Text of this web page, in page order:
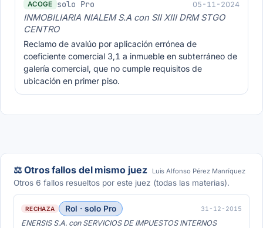
ACOGE solo Pro 05-11-2024
INMOBILIARIA NIALEM S.A con SII XIII DRM STGO
CENTRO
Reclamo de avalúo por aplicación errónea de
coeficiente comercial 3,1 a inmueble en subterráneo de
galería comercial, que no cumple requisitos de
ubicación en primer piso.
⚖️ Otros fallos del mismo juez Luis Alfonso Pérez Manríquez
Otros 6 fallos resueltos por este juez (todas las materias).
RECHAZA Rol · solo Pro 31-12-2015
ENERSIS S.A. con SERVICIOS DE IMPUESTOS INTERNOS